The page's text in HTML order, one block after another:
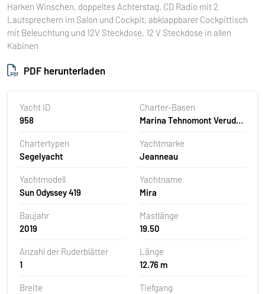
Harken Winschen, doppeltes Achterstag, CD Radio mit 2
Lautsprechern im Salon und Cockpit, abklappbarer Cockpittisch
mit Beleuchtung und 12V Steckdose, 12 V Steckdose in allen
Kabinen
PDF herunterladen
Yacht ID
958
Charter-Basen
Marina Tehnomont Veruda,
Chartertypen
Segelyacht
Yachtmarke
Jeanneau
Yachtmodell
Sun Odyssey 419
Yachtname
Mira
Baujahr
2019
Mastlänge
19.50
Anzahl der Ruderblätter
1
Länge
12.76 m
Breite
Tiefgang